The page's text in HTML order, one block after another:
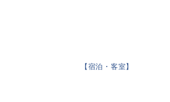
【宿泊・客室】